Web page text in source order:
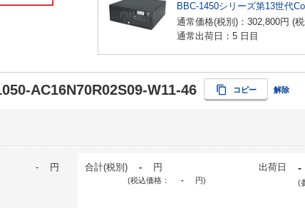
BBC-1450シリーズ第13世代
通常価格(税別)： 302,800円 (
通常出荷日：5 日目
AC16N70R02S09-W11-46 コピー 解除
- 円 合計(税別) - 円
(税込価格： - 円)
出荷日 -
(